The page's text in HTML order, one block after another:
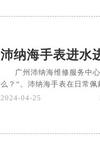
沛纳海手表进水
广州沛纳海维修服务中
么？”。沛纳海手表在日常
2024-04-25